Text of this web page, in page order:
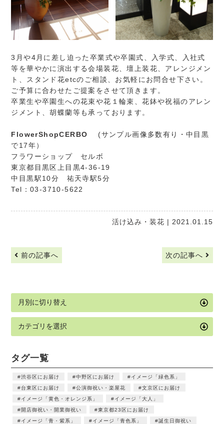
3月や4月に差し迫った卒業式や卒園式、入学式、入社式
等を華やかに演出する会場装花、壇上装花、アレンジメン
ト、スタンド花etcのご相談、お気軽にお問合せ下さい。
ご予算に合わせたご提案をさせて頂きます。
卒業生や卒園生への花束や花１輪束、花鉢や祝福のアレン
ジメント、胡蝶蘭等も承っております。
FlowerShopCERBO
(サンプル画像多数有り・中目黒
で17年）
フラワーショップ セルボ
東京都目黒区上目黒4-36-19
中目黒駅10分 祐天寺駅5分
Tel：03-3710-5622
活け込み・装花 | 2021.01.15
前の記事へ 次の記事へ
タグ一覧
渋谷区にお届け 中野区にお届け
イメージ「緑色系」
台東区にお届け
公演御祝い・楽屋花
文京区にお届け
イメージ「黄色・オレンジ系」
イメージ「大人」
開店御祝い・開業御祝い
東京都23区にお届け
イメージ「青・紫系」
イメージ「青色系」
誕生日御祝い